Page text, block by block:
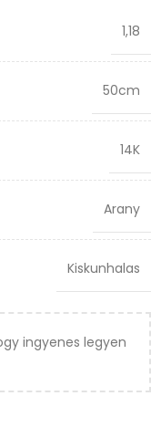
1,18
50cm
14K
Arany
Kiskunhalas
ingyenes legyen